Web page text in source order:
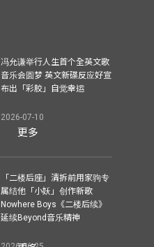
冯允谦举行人生首个全英文歌
音乐会圆梦 英文新碟反应好宣
布出「彩胶」自觉幸运
2026-07-10
更多
「二楼后座」清拆前用家驹专
属结他「小妖」创作新歌
Nowhere Boys《二楼后续》
延续Beyond音乐精神